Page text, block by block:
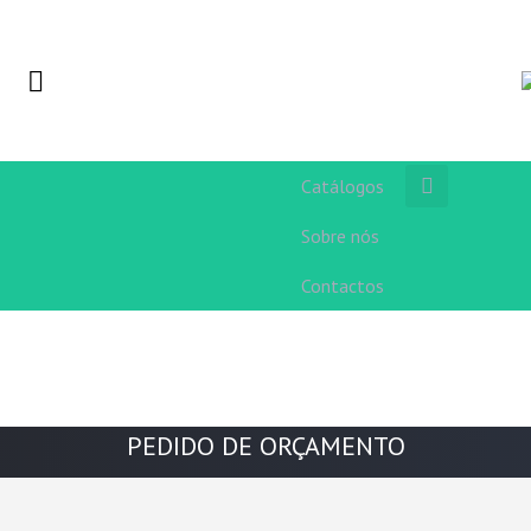
Catálogos
Sobre nós
Contactos
PEDIDO DE ORÇAMENTO